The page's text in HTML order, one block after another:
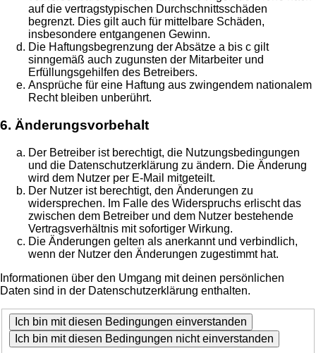
auf die vertragstypischen Durchschnittsschäden
begrenzt. Dies gilt auch für mittelbare Schäden,
insbesondere entgangenen Gewinn.
Die Haftungsbegrenzung der Absätze a bis c gilt
sinngemäß auch zugunsten der Mitarbeiter und
Erfüllungsgehilfen des Betreibers.
Ansprüche für eine Haftung aus zwingendem nationalem
Recht bleiben unberührt.
6. Änderungsvorbehalt
Der Betreiber ist berechtigt, die Nutzungsbedingungen
und die Datenschutzerklärung zu ändern. Die Änderung
wird dem Nutzer per E-Mail mitgeteilt.
Der Nutzer ist berechtigt, den Änderungen zu
widersprechen. Im Falle des Widerspruchs erlischt das
zwischen dem Betreiber und dem Nutzer bestehende
Vertragsverhältnis mit sofortiger Wirkung.
Die Änderungen gelten als anerkannt und verbindlich,
wenn der Nutzer den Änderungen zugestimmt hat.
Informationen über den Umgang mit deinen persönlichen
Daten sind in der Datenschutzerklärung enthalten.